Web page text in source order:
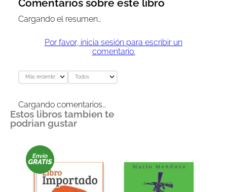
Comentarios sobre este libro
Cargando el resumen…
Por favor, inicia sesión para escribir un
comentario.
Más reciente Todos
Cargando comentarios…
Estos libros tambien te
podrian gustar